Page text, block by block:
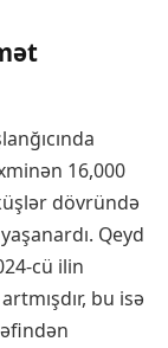
16,000
dövründə
Qeyd
cü ilin
bu isə